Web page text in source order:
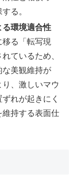
る。
る環境適合性
る「転写現
ているため、
な美観維持が
、激しいマウ
れが起きにく
維持する表面仕